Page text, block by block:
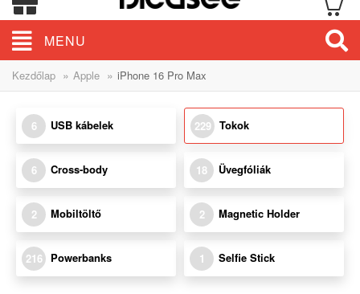
MENU
Kezdőlap » Apple » iPhone 16 Pro Max
6 USB kábelek 229 Tokok
6 Cross-body 18 Üvegfóliák
2 Mobiltöltő 2 Magnetic Holder
216 Powerbanks 1 Selfie Stick